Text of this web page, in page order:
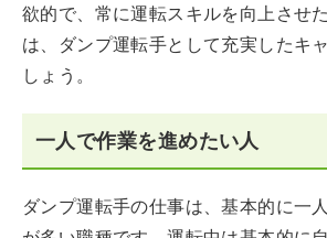
欲的で、常に運転スキルを向上させ
は、ダンプ運転手として充実したキ
しょう。
一人で作業を進めたい人
ダンプ運転手の仕事は、基本的に一